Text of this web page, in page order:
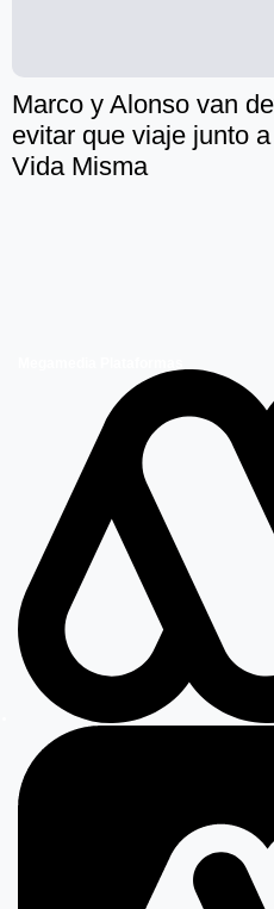
Marco y Alonso van
evitar que viaje junto
Vida Misma